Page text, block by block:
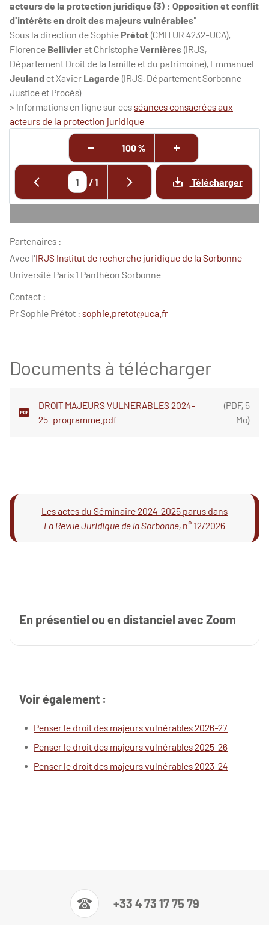
acteurs de la protection juridique (3) : Opposition et conflit
d'intérêts en droit des majeurs vulnérables"
Sous la direction de Sophie Prétot (CMH UR 4232-UCA),
Florence Bellivieret ChristopheVernières (IRJS,
Département Droit de la famille et du patrimoine), Emmanuel
Jeuland et Xavier Lagarde (IRJS, Département Sorbonne -
Justice et Procès)
> Informations en ligne sur cesséances consacrées aux
acteurs de la protection juridique
100 %
/1 Télécharger
Partenaires :
Avec l'IRJS Institut de recherche juridique de la Sorbonne-
Université Paris 1 Panthéon Sorbonne
Contact :
Pr Sophie Prétot : sophie.pretot@uca.fr
Documents à télécharger
DROIT MAJEURS VULNERABLES 2024-
25_programme.pdf
(PDF, 5
Mo)
Les actes du Séminaire 2024-2025 parus dans
La Revue Juridique de la Sorbonne, n° 12/2026
En présentiel ou en distanciel avec Zoom
Voir également :
Penser le droit des majeurs vulnérables 2026-27
Penser le droit des majeurs vulnérables 2025-26
Penser le droit des majeurs vulnérables 2023-24
+33 4 73 17 75 79